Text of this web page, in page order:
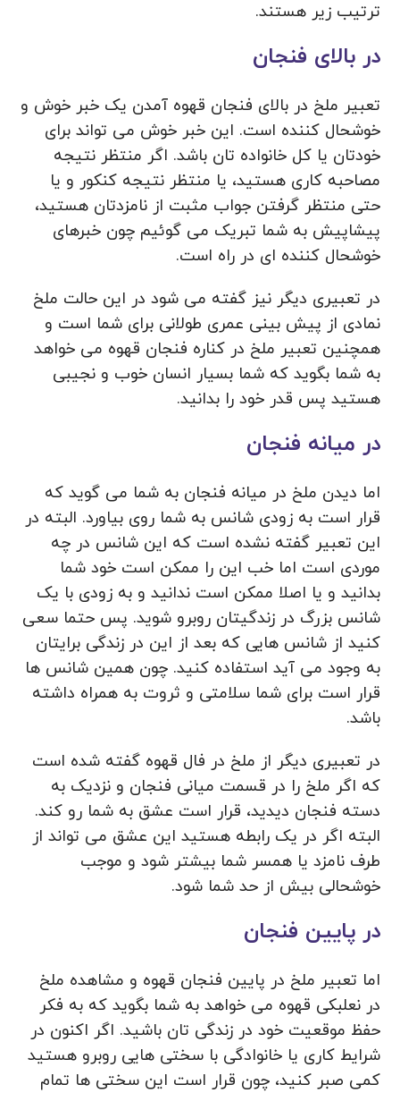
ترتیب زیر هستند.
در بالای فنجان
تعبیر ملخ در بالای فنجان قهوه آمدن یک خبر خوش و
خوشحال کننده است. این خبر خوش می تواند برای
خودتان یا کل خانواده تان باشد. اگر منتظر نتیجه
مصاحبه کاری هستید، یا منتظر نتیجه کنکور و یا
حتی منتظر گرفتن جواب مثبت از نامزدتان هستید،
پیشاپیش به شما تبریک می گوئیم چون خبرهای
خوشحال کننده ای در راه است.
در تعبیری دیگر نیز گفته می شود در این حالت ملخ
نمادی از پیش بینی عمری طولانی برای شما است و
همچنین تعبیر ملخ در کناره فنجان قهوه می خواهد
به شما بگوید که شما بسیار انسان خوب و نجیبی
هستید پس قدر خود را بدانید.
در میانه فنجان
اما دیدن ملخ در میانه فنجان به شما می گوید که
قرار است به زودی شانس به شما روی بیاورد. البته در
این تعبیر گفته نشده است که این شانس در چه
موردی است اما خب این را ممکن است خود شما
بدانید و یا اصلا ممکن است ندانید و به زودی با یک
شانس بزرگ در زندگیتان روبرو شوید. پس حتما سعی
کنید از شانس هایی که بعد از این در زندگی برایتان
به وجود می آید استفاده کنید. چون همین شانس ها
قرار است برای شما سلامتی و ثروت به همراه داشته
باشد.
در تعبیری دیگر از ملخ در فال قهوه گفته شده است
که اگر ملخ را در قسمت میانی فنجان و نزدیک به
دسته فنجان دیدید، قرار است عشق به شما رو کند.
البته اگر در یک رابطه هستید این عشق می تواند از
طرف نامزد یا همسر شما بیشتر شود و موجب
خوشحالی بیش از حد شما شود.
در پایین فنجان
اما تعبیر ملخ در پایین فنجان قهوه و مشاهده ملخ
در نعلبکی قهوه می خواهد به شما بگوید که به فکر
حفظ موقعیت خود در زندگی تان باشید. اگر اکنون در
شرایط کاری یا خانوادگی با سختی هایی روبرو هستید
کمی صبر کنید، چون قرار است این سختی ها تمام